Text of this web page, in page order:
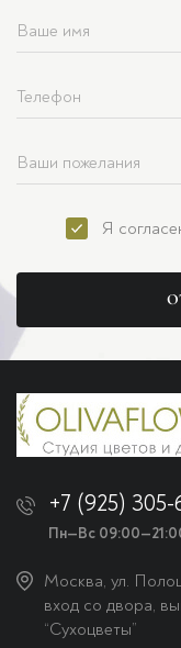
Я
+7 (925) 305-
Пн—Вс
Москва, ул.
вход со двора,
“Сухоцветы”